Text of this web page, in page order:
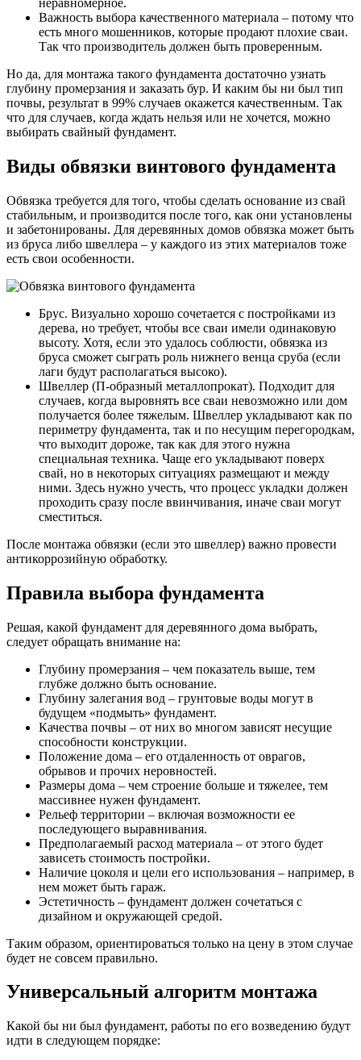
неравномерное.
Важность выбора качественного материала – потому что
есть много мошенников, которые продают плохие сваи.
Так что производитель должен быть проверенным.
Но да, для монтажа такого фундамента достаточно узнать
глубину промерзания и заказать бур. И каким бы ни был тип
почвы, результат в 99% случаев окажется качественным. Так
что для случаев, когда ждать нельзя или не хочется, можно
выбирать свайный фундамент.
Виды обвязки винтового фундамента
Обвязка требуется для того, чтобы сделать основание из свай
стабильным, и производится после того, как они установлены
и забетонированы. Для деревянных домов обвязка может быть
из бруса либо швеллера – у каждого из этих материалов тоже
есть свои особенности.
Брус. Визуально хорошо сочетается с постройками из
дерева, но требует, чтобы все сваи имели одинаковую
высоту. Хотя, если это удалось соблюсти, обвязка из
бруса сможет сыграть роль нижнего венца сруба (если
лаги будут располагаться высоко).
Швеллер (П-образный металлопрокат). Подходит для
случаев, когда выровнять все сваи невозможно или дом
получается более тяжелым. Швеллер укладывают как по
периметру фундамента, так и по несущим перегородкам,
что выходит дороже, так как для этого нужна
специальная техника. Чаще его укладывают поверх
свай, но в некоторых ситуациях размещают и между
ними. Здесь нужно учесть, что процесс укладки должен
проходить сразу после ввинчивания, иначе сваи могут
сместиться.
После монтажа обвязки (если это швеллер) важно провести
антикоррозийную обработку.
Правила выбора фундамента
Решая, какой фундамент для деревянного дома выбрать,
следует обращать внимание на:
Глубину промерзания – чем показатель выше, тем
глубже должно быть основание.
Глубину залегания вод – грунтовые воды могут в
будущем «подмыть» фундамент.
Качества почвы – от них во многом зависят несущие
способности конструкции.
Положение дома – его отдаленность от оврагов,
обрывов и прочих неровностей.
Размеры дома – чем строение больше и тяжелее, тем
массивнее нужен фундамент.
Рельеф территории – включая возможности ее
последующего выравнивания.
Предполагаемый расход материала – от этого будет
зависеть стоимость постройки.
Наличие цоколя и цели его использования – например, в
нем может быть гараж.
Эстетичность – фундамент должен сочетаться с
дизайном и окружающей средой.
Таким образом, ориентироваться только на цену в этом случае
будет не совсем правильно.
Универсальный алгоритм монтажа
Какой бы ни был фундамент, работы по его возведению будут
идти в следующем порядке: